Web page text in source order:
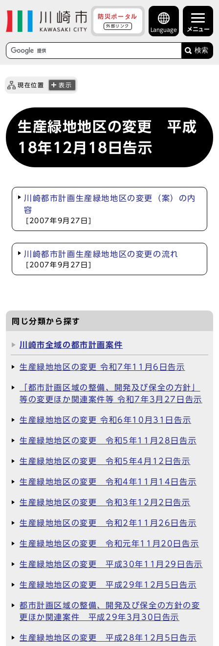
防災ポータル
外部リンク
Language メニュー
検索
現在位置 表示
生産緑地地区の変更 平成
18年12月18日告示
川崎都市計画生産緑地地区の変更（案）の内
容
[2007年9月27日]
川崎都市計画生産緑地地区の変更の流れ
[2007年9月27日]
同じ分類から探す
川崎市全域の都市計画案件
生産緑地地区の変更 令和7年11月6日告示
「都市計画区域の整備、開発及び保全の方針」
等の変更ほか関連案件等 令和7年3月27日告示
生産緑地地区の変更 令和6年10月31日告示
生産緑地地区の変更 令和5年11月28日告示
生産緑地地区の変更 令和5年4月12日告示
生産緑地地区の変更 令和4年11月14日告示
生産緑地地区の変更 令和3年12月2日告示
生産緑地地区の変更 令和2年11月26日告示
生産緑地地区の変更 令和元年11月20日告示
生産緑地地区の変更 平成30年11月29日告示
生産緑地地区の変更 平成29年12月5日告示
都市計画区域の整備、開発及び保全の方針の変
更ほか関連案件 平成29年3月30日告示
生産緑地地区の変更 平成28年12月5日告示